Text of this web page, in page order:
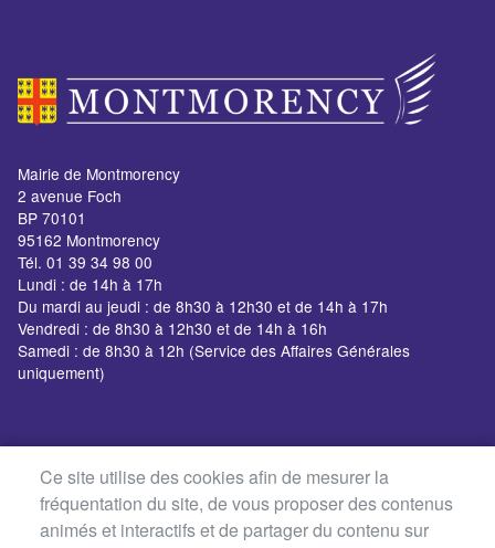
Mairie de Montmorency
2 avenue Foch
BP 70101
95162 Montmorency
Tél. 01 39 34 98 00
Lundi : de 14h à 17h
Du mardi au jeudi : de 8h30 à 12h30 et de 14h à 17h
Vendredi : de 8h30 à 12h30 et de 14h à 16h
Samedi : de 8h30 à 12h (Service des Affaires Générales
uniquement)
Ce site utilise des cookies afin de mesurer la
fréquentation du site, de vous proposer des contenus
animés et interactifs et de partager du contenu sur